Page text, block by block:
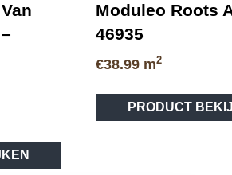
Moduleo Roots
46935
€38.99m2
PRODUCT